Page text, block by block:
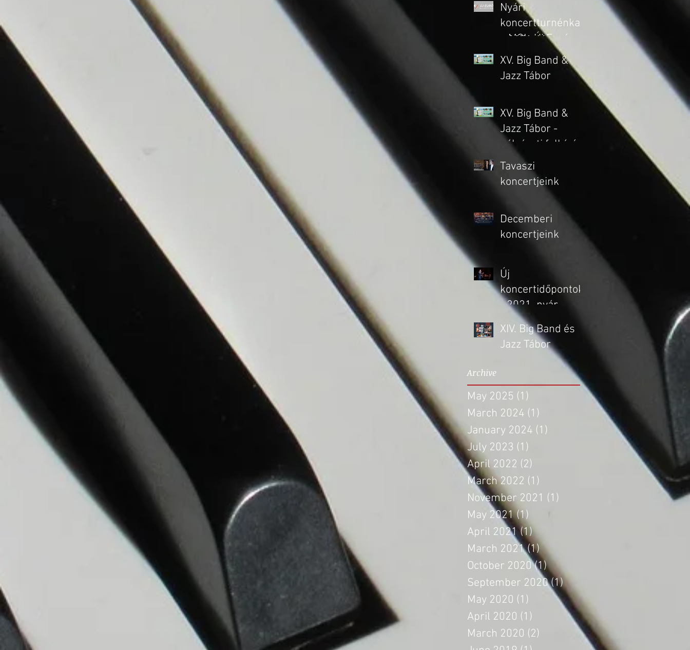
Nyári
koncertturnénkat
a MOL-Új Európa
Alapítvány
támogatja
XV. Big Band &
Jazz Tábor
XV. Big Band &
Jazz Tábor -
pályázati felhívás
részvételi
támogatásra
Tavaszi
koncertjeink
Decemberi
koncertjeink
Új
koncertidőpontok
- 2021. nyár
XIV. Big Band és
Jazz Tábor
Archive
May 2025 (1)
March 2024 (1)
January 2024 (1)
July 2023 (1)
April 2022 (2)
March 2022 (1)
November 2021 (1)
May 2021(1)
April 2021(1)1 post
March 2021(1)1 post
October 2020(1)1 post
September 2020(1)1 post
May 2020 (1) 1 post
April 2020 (1)
March 2020 (2)